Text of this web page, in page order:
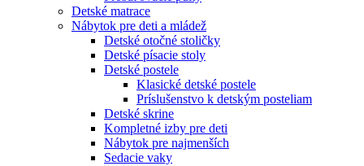
Detské matrace
Nábytok pre deti a mládež
Detské otočné stoličky
Detské písacie stoly
Detské postele
Klasické detské postele
Príslušenstvo k detským posteliam
Detské skrine
Kompletné izby pre deti
Nábytok pre najmenších
Sedacie vaky